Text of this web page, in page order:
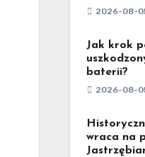
2026-08-
Jak krok
baterii?
2026-08-
wraca na